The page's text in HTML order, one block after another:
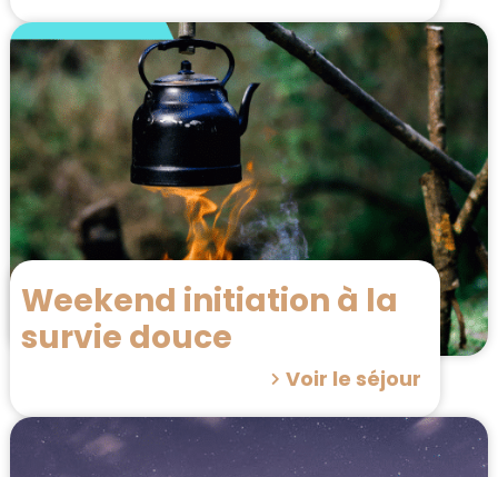
Weekend initiation à la
survie douce
Voir le séjour